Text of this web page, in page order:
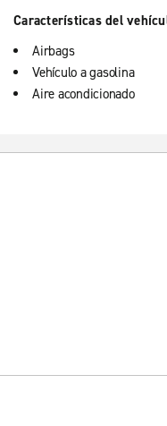
Características del
Airbags
Vehículo a gasolina
Aire acondicionado